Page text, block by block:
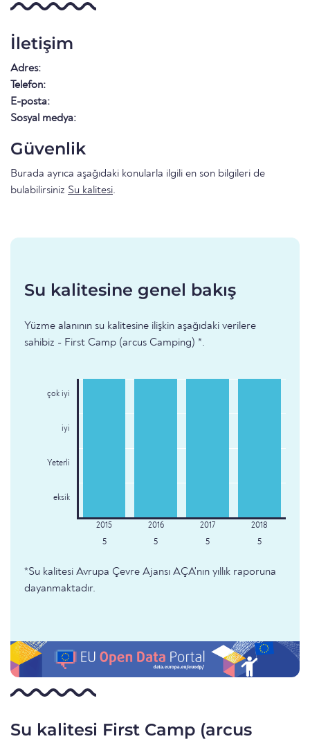
İletişim
Adres:
Telefon:
E-posta:
Sosyal medya:
Güvenlik
Burada ayrıca aşağıdaki konularla ilgili en son bilgileri de
bulabilirsiniz Su kalitesi.
Su kalitesine genel bakış
Yüzme alanının su kalitesine ilişkin aşağıdaki verilere
sahibiz - First Camp (arcus Camping) *.
çok iyi
iyi
Yeterli
eksik
5 5 5 5
*Su kalitesi Avrupa Çevre Ajansı AÇA'nın yıllık raporuna
dayanmaktadır.
Su kalitesi First Camp (arcus